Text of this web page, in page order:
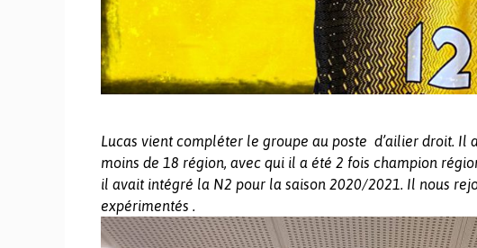
Lucas vient compléter le groupe au poste d’ailier droit. Il
moins de 18 région, avec qui il a été 2 fois champion
il avait intégré la N2 pour la saison 2020/2021. Il nous
expérimentés .